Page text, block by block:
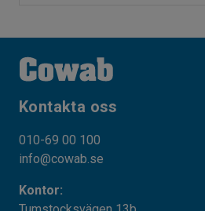
Kontakta oss
010-69 00 100
info@cowab.se
Kontor: